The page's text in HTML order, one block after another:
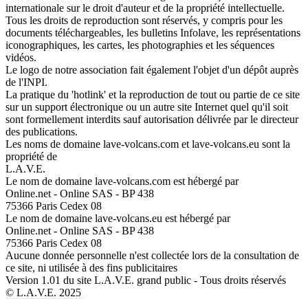
internationale sur le droit d'auteur et de la propriété intellectuelle.
Tous les droits de reproduction sont réservés, y compris pour les
documents téléchargeables, les bulletins Infolave, les représentations
iconographiques, les cartes, les photographies et les séquences
vidéos.
Le logo de notre association fait également l'objet d'un dépôt auprès
de l'INPI.
La pratique du 'hotlink' et la reproduction de tout ou partie de ce site
sur un support électronique ou un autre site Internet quel qu'il soit
sont formellement interdits sauf autorisation délivrée par le directeur
des publications.
Les noms de domaine lave-volcans.com et lave-volcans.eu sont la
propriété de
L.A.V.E.
Le nom de domaine lave-volcans.com est hébergé par
Online.net - Online SAS - BP 438
75366 Paris Cedex 08
Le nom de domaine lave-volcans.eu est hébergé par
Online.net - Online SAS - BP 438
75366 Paris Cedex 08
Aucune donnée personnelle n'est collectée lors de la consultation de
ce site, ni utilisée à des fins publicitaires
Version 1.01 du site L.A.V.E. grand public - Tous droits réservés
© L.A.V.E. 2025